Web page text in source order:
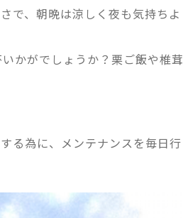
で、朝晩は涼しく夜も気持ちよ
かがでしょうか？栗ご飯や椎茸
る為に、メンテナンスを毎日行